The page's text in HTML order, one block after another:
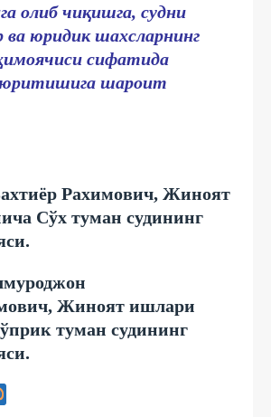
олиб чиқишга, судни
ва юридик шахсларнинг
сифатида
шароит
Рахимович, Жиноят
Сўх туман судининг
Жиноят ишлари
туман судининг